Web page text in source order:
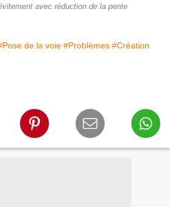
avec réduction de la pente
de la voie #Problèmes #Création